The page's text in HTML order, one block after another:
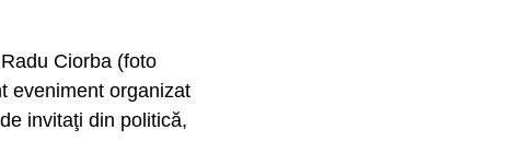
Ciorba (foto
eveniment organizat
invitaţi din politică,